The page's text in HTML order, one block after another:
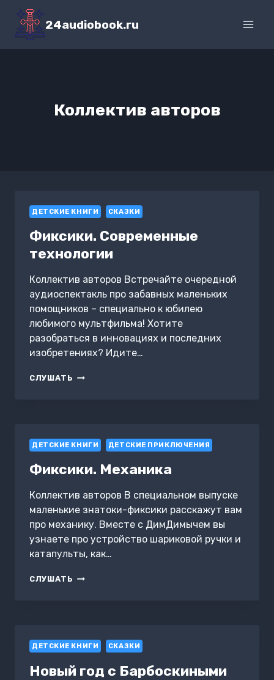
Перейти
содержимому
24audiobook.ru
Коллектив авторов
ДЕТСКИЕ КНИГИ СКАЗКИ
Фиксики. Современные
технологии
Коллектив авторов Встречайте очередной
аудиоспектакль про забавных маленьких
помощников – специально к юбилею
любимого мультфильма! Хотите
разобраться в инновациях и последних
изобретениях? Идите…
СЛУШАТЬ ФИКСИКИ.
ДЕТСКИЕ КНИГИ ДЕТСКИЕ ПРИКЛЮЧЕНИЯ
Фиксики. Механика
Коллектив авторов В специальном выпуске
маленькие знатоки-фиксики расскажут вам
про механику. Вместе с ДимДимычем вы
узнаете про устройство шариковой ручки и
катапульты, как…
СЛУШАТЬ ФИКСИКИ.
ДЕТСКИЕ КНИГИ СКАЗКИ
Новый год с Барбоскиными